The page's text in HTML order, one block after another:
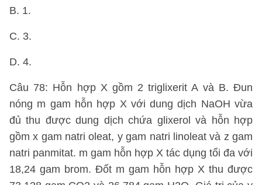
B. 1.
C. 3.
D. 4.
Câu 78: Hỗn hợp X gồm 2 triglixerit A và B. Đun
nóng m gam hỗn hợp X với dung dịch NaOH vừa
đủ thu được dung dịch chứa glixerol và hỗn hợp
gồm x gam natri oleat, y gam natri linoleat và z gam
natri panmitat. m gam hỗn hợp X tác dụng tối đa với
18,24 gam brom. Đốt m gam hỗn hợp X thu được